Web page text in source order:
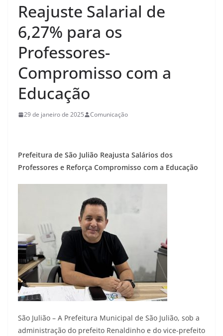
Reajuste Salarial de
6,27% para os
Professores-
Compromisso com a
Educação
29 de janeiro de 2025 Comunicação
Prefeitura de São Julião Reajusta Salários dos
Professores e Reforça Compromisso com a Educação
São Julião – A Prefeitura Municipal de São Julião, sob a
administração do prefeito Renaldinho e do vice-prefeito